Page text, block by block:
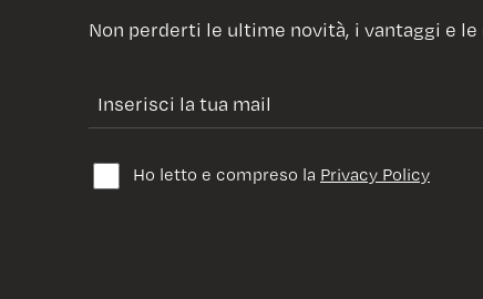
Non perderti le ultime novità, i vantaggi e
Ho letto e compreso la Privacy Policy